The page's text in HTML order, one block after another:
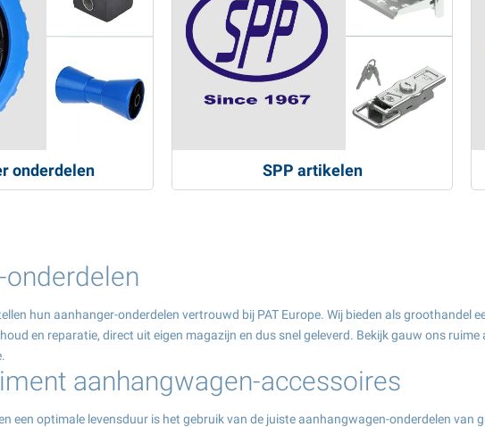
onderdelen SPP artikelen
hun aanhanger-onderdelen vertrouwd bij PAT Europe. Wij bieden als groothandel
en reparatie, direct uit eigen magazijn en dus snel geleverd. Bekijk gauw ons
aanhangwagen-accessoires
een optimale levensduur is het gebruik van de juiste aanhangwagen-onderdelen van